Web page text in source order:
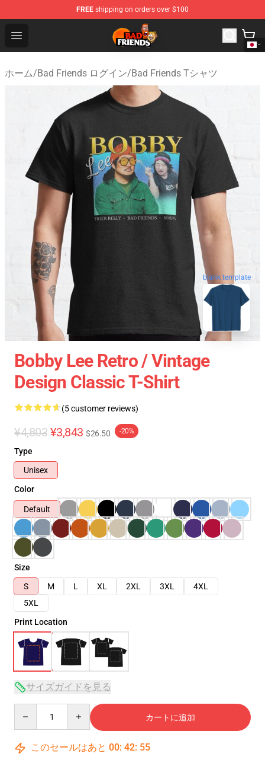
FREE shipping on orders over $100
Open menu
Bad Friends Shop - Official Bad Friends Merchandise
ホーム/Bad Friends ログイン/Bad Friends Tシャツ
blank template
Bobby Lee Retro / Vintage
Design Classic T-Shirt
(5 customer reviews)
¥4,803 ¥3,843 $26.50 -20%
Type
Unisex
Color
Default
Size
S
M L XL 2XL 3XL
4XL
5XL
Print Location
サイズガイドを見る
カートに追加
このセールはあと 00: 42: 54